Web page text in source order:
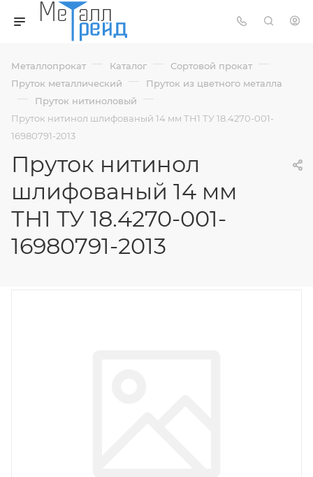
Металлопрокат — Каталог — Сортовой прокат —
Пруток металлический — Пруток из цветного металла
— Пруток нитиноловый —
Пруток нитинол шлифованый 14 мм ТН1 ТУ 18.4270-001-
16980791-2013
Пруток нитинол
шлифованый 14 мм
ТН1 ТУ 18.4270-001-
16980791-2013